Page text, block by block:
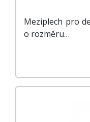
Meziplech pro
o rozměru…